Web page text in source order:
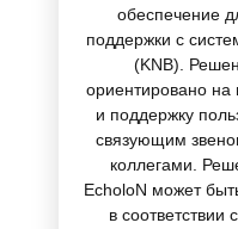
обеспечение
поддержки с
(KNB).
ориентировано
и поддержку
связующим
коллегами.
EcholoN может
в соответствии